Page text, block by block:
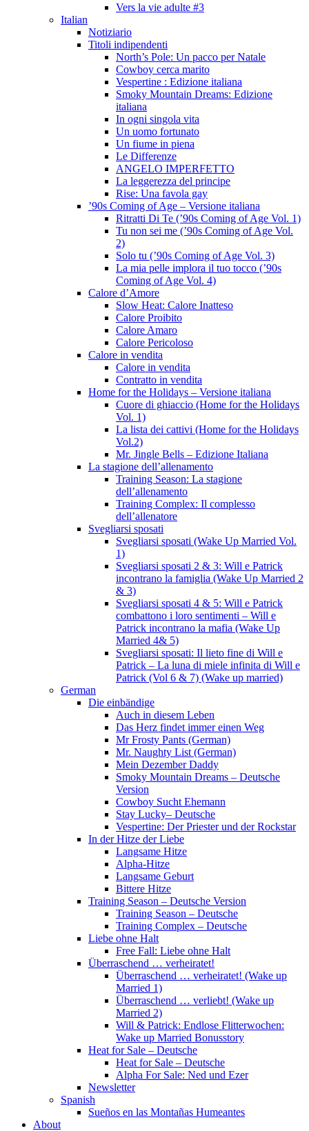
Vers la vie adulte #3
Italian
Notiziario
Titoli indipendenti
North’s Pole: Un pacco per Natale
Cowboy cerca marito
Vespertine : Edizione italiana
Smoky Mountain Dreams: Edizione
italiana
In ogni singola vita
Un uomo fortunato
Un fiume in piena
Le Differenze
ANGELO IMPERFETTO
La leggerezza del principe
Rise: Una favola gay
’90s Coming of Age – Versione italiana
Ritratti Di Te (’90s Coming of Age Vol. 1)
Tu non sei me (’90s Coming of Age Vol.
2)
Solo tu (’90s Coming of Age Vol. 3)
La mia pelle implora il tuo tocco (’90s
Coming of Age Vol. 4)
Calore d’Amore
Slow Heat: Calore Inatteso
Calore Proibito
Calore Amaro
Calore Pericoloso
Calore in vendita
Calore in vendita
Contratto in vendita
Home for the Holidays – Versione italiana
Cuore di ghiaccio (Home for the Holidays
Vol. 1)
La lista dei cattivi (Home for the Holidays
Vol.2)
Mr. Jingle Bells – Edizione Italiana
La stagione dell’allenamento
Training Season: La stagione
dell’allenamento
Training Complex: Il complesso
dell’allenatore
Svegliarsi sposati
Svegliarsi sposati (Wake Up Married Vol.
1)
Svegliarsi sposati 2 & 3: Will e Patrick
incontrano la famiglia (Wake Up Married 2
& 3)
Svegliarsi sposati 4 & 5: Will e Patrick
combattono i loro sentimenti – Will e
Patrick incontrano la mafia (Wake Up
Married 4& 5)
Svegliarsi sposati: Il lieto fine di Will e
Patrick – La luna di miele infinita di Will e
Patrick (Vol 6 & 7) (Wake up married)
German
Die einbändige
Auch in diesem Leben
Das Herz findet immer einen Weg
Mr Frosty Pants (German)
Mr. Naughty List (German)
Mein Dezember Daddy
Smoky Mountain Dreams – Deutsche
Version
Cowboy Sucht Ehemann
Stay Lucky– Deutsche
Vespertine: Der Priester und der Rockstar
In der Hitze der Liebe
Langsame Hitze
Alpha-Hitze
Langsame Geburt
Bittere Hitze
Training Season – Deutsche Version
Training Season – Deutsche
Training Complex – Deutsche
Liebe ohne Halt
Free Fall: Liebe ohne Halt
Überraschend … verheiratet!
Überraschend … verheiratet! (Wake up
Married 1)
Überraschend … verliebt! (Wake up
Married 2)
Will & Patrick: Endlose Flitterwochen:
Wake up Married Bonusstory
Heat for Sale – Deutsche
Heat for Sale – Deutsche
Alpha For Sale: Ned und Ezer
Newsletter
Spanish
Sueños en las Montañas Humeantes
About